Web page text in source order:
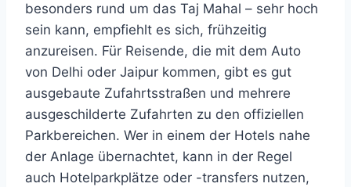
besonders rund um das Taj Mahal – sehr hoch
sein kann, empfiehlt es sich, frühzeitig
anzureisen. Für Reisende, die mit dem Auto
von Delhi oder Jaipur kommen, gibt es gut
ausgebaute Zufahrtsstraßen und mehrere
ausgeschilderte Zufahrten zu den offiziellen
Parkbereichen. Wer in einem der Hotels nahe
der Anlage übernachtet, kann in der Regel
auch Hotelparkplätze oder -transfers nutzen,